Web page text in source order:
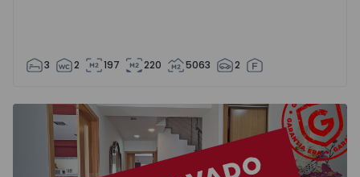
3 2 197 220 5063 2
Moradia em Banda T4 Guarda, Sequeira - 1553665 - 2